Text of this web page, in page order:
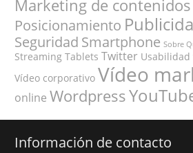
Marketing de contenidos
Posicionamiento
Seguridad Smartphone Sobre
Streaming Tablets Twitter Usabilidad
Vídeo corporativo Vídeo
online Wordpress
Información de contacto